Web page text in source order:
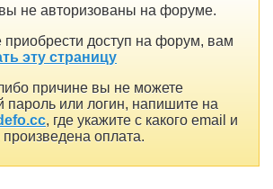
не авторизованы на форуме.
приобрести доступ на форум, вам
эту страницу
причине вы не можете
пароль или логин, напишите на
, где укажите с какого email и
оплата.